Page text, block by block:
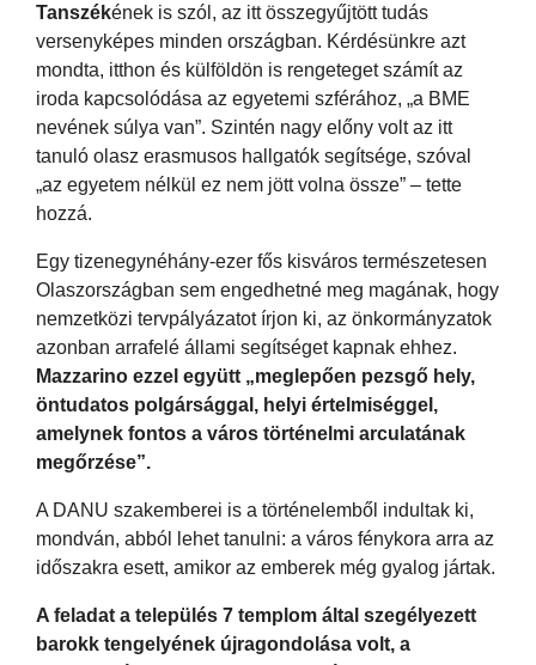
Tanszékének is szól, az itt összegyűjtött tudás
versenyképes minden országban. Kérdésünkre azt
mondta, itthon és külföldön is rengeteget számít az
iroda kapcsolódása az egyetemi szférához, „a BME
nevének súlya van”. Szintén nagy előny volt az itt
tanuló olasz erasmusos hallgatók segítsége, szóval
„az egyetem nélkül ez nem jött volna össze” – tette
hozzá.
Egy tizenegynéhány-ezer fős kisváros természetesen
Olaszországban sem engedhetné meg magának, hogy
nemzetközi tervpályázatot írjon ki, az önkormányzatok
azonban arrafelé állami segítséget kapnak ehhez.
Mazzarino ezzel együtt „meglepően pezsgő hely,
öntudatos polgársággal, helyi értelmiséggel,
amelynek fontos a város történelmi arculatának
megőrzése”.
A DANU szakemberei is a történelemből indultak ki,
mondván, abból lehet tanulni: a város fénykora arra az
időszakra esett, amikor az emberek még gyalog jártak.
A feladat a település 7 templom által szegélyezett
barokk tengelyének újragondolása volt, a